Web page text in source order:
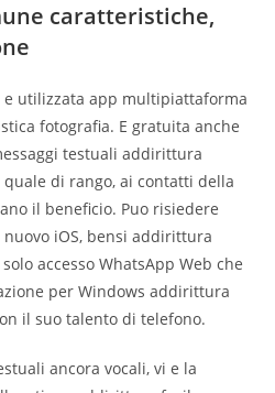
caratteristiche,
e utilizzata app multipiattaforma
fotografia. E gratuita anche
testuali addirittura
di rango, ai contatti della
il beneficio. Puo risiedere
iOS, bensi addirittura
accesso WhatsApp Web che
per Windows addirittura
il suo talento di telefono.
ancora vocali, vi e la